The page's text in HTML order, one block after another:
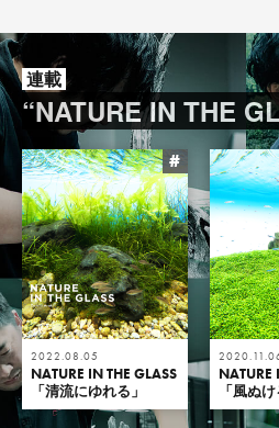
連載
“NATURE IN THE
#
2022.08.05
NATURE IN THE GLASS
「清流にゆれる」
NATURE
「風ぬけ